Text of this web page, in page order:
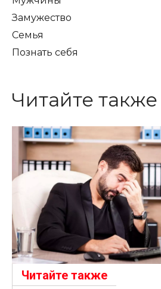
Замужество
Семья
Познать себя
Читайте также
Читайте также